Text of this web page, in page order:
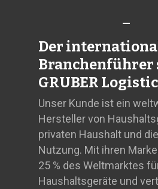
Der
Branchenführer
GRUBER
Unser Kunde ist ein
Hersteller von
privaten Haushalt und
Nutzung. Mit ihren
25 % des Weltmarktes
Haushaltsgeräte und